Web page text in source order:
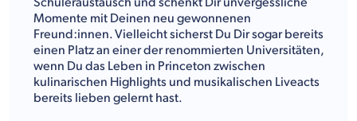
Momente mit Deinen neu gewonnenen
Freund:innen. Vielleicht sicherst Du Dir sogar bereits
einen Platz an einer der renommierten Universitäten,
wenn Du das Leben in Princeton zwischen
kulinarischen Highlights und musikalischen Liveacts
bereits lieben gelernt hast.